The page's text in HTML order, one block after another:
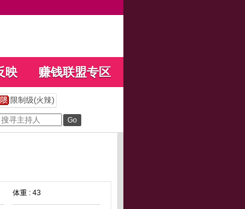
映 赚钱联盟专区
限制级(火辣)
体重 : 43